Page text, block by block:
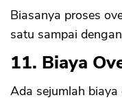
Biasanya proses
satu sampai
11. Biaya
Ada sejumlah